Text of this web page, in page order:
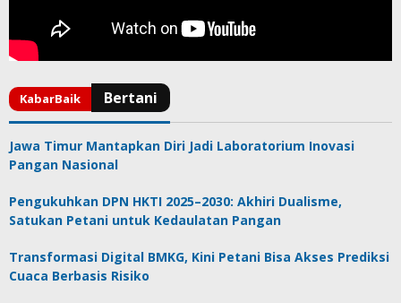
Jawa Timur Mantapkan Diri Jadi Laboratorium Inovasi
Pangan Nasional
Pengukuhkan DPN HKTI 2025–2030: Akhiri Dualisme,
Satukan Petani untuk Kedaulatan Pangan
Transformasi Digital BMKG, Kini Petani Bisa Akses Prediksi
Cuaca Berbasis Risiko